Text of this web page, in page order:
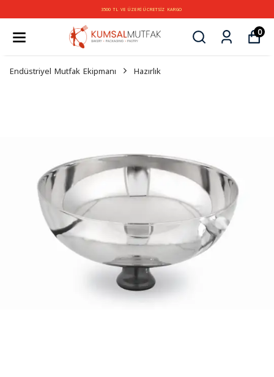
3500 TL VE ÜZERİ ÜCRETSİZ KARGO
0
Endüstriyel Mutfak Ekipmanı Hazırlık